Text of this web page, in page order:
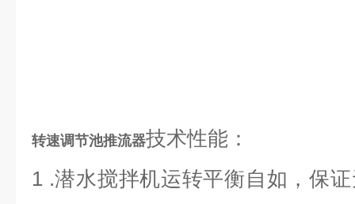
转速调节池推流器技术性能：
1 .潜水搅拌机运转平衡自如，保